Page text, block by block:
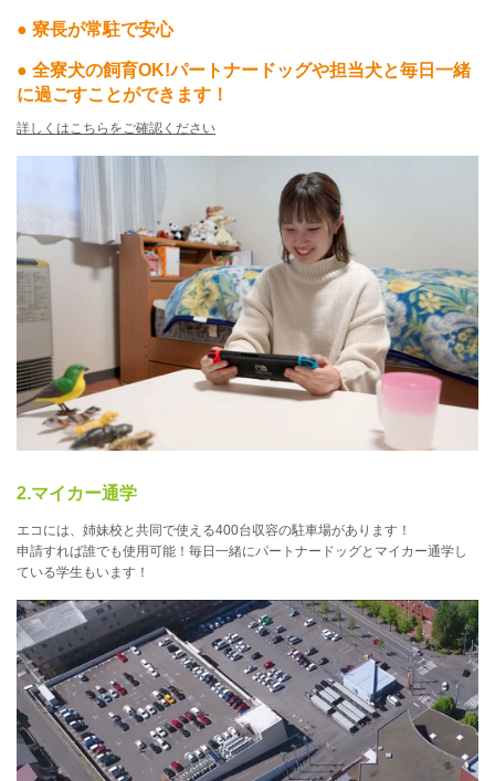
● 寮長が常駐で安心
● 全寮犬の飼育OK!パートナードッグや担当犬と毎日一緒
に過ごすことができます！
詳しくはこちらをご確認ください
2.マイカー通学
エコには、姉妹校と共同で使える400台収容の駐車場があります！
申請すれば誰でも使用可能！毎日一緒にパートナードッグとマイカー通学し
ている学生もいます！